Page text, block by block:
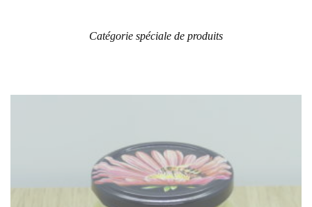
Catégorie spéciale de produits